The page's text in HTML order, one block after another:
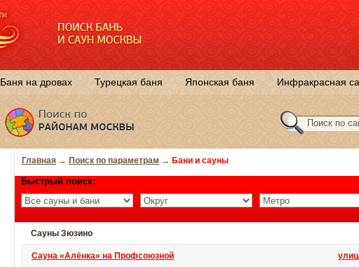
Баня на дровах Турецкая баня Японская баня Инфракрасная
Главная → Поиск по параметрам → Бани и сауны
Быстрый поиск:
Сауны Зюзино
Сауна «Алёнка» на Профсоюзной